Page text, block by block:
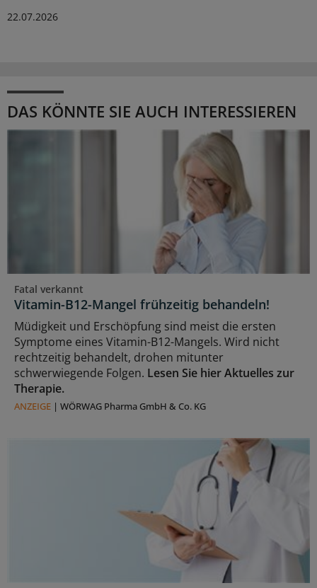
22.07.2026
DAS KÖNNTE SIE AUCH INTERESSIEREN
Fatal verkannt
Vitamin-B12-Mangel frühzeitig behandeln!
Müdigkeit und Erschöpfung sind meist die ersten
Symptome eines Vitamin-B12-Mangels. Wird nicht
rechtzeitig behandelt, drohen mitunter
schwerwiegende Folgen. Lesen Sie hier Aktuelles zur
Therapie.
ANZEIGE | WÖRWAG Pharma GmbH & Co. KG